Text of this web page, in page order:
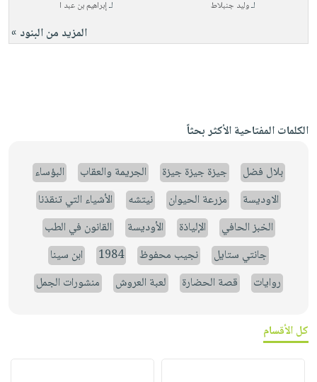
لـوليد جنبلاط
لـإبراهيم بن عبد ا
المزيد من البنود »
الكلمات المفتاحية الأكثر بحثاً
بلال فضل جيزة جيزة جيزة الجريمة والعقاب
البؤساء
الاوديسة
مزرعة الحيوان نيتشه
الأشياء التي تنقذنا
الخبز الحافي
الإلياذة الأوديسة
القانون في الطب
جانتي ستايل
نجيب محفوظ 1984
ابن سينا
روايات
قصة الحضارة لعبة العروش منشورات الجمل
كل الأقسام